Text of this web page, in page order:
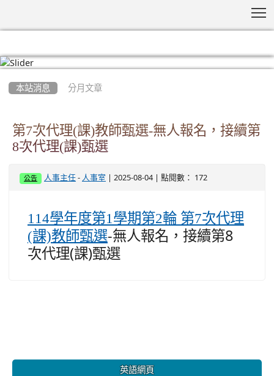
本站消息 分月文章
第7次代理(課)教師甄選-無人報名，接續第
8次代理(課)甄選
公告 人事主任 - 人事室 | 2025-08-04 | 點閱數： 172
114學年度第1學期第2輪 第7次代理
(課)教師甄選-無人報名，接續第8
次代理(課)甄選
英語網頁